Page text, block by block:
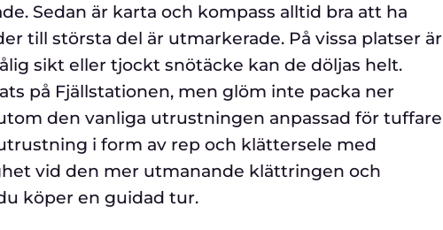
Sedan är karta och kompass alltid bra att ha
till största del är utmarkerade. På vissa platser är
sikt eller tjockt snötäcke kan de döljas helt.
på Fjällstationen, men glöm inte packa ner
den vanliga utrustningen anpassad för tuffare
i form av rep och klättersele med
vid den mer utmanande klättringen och
köper en guidad tur.